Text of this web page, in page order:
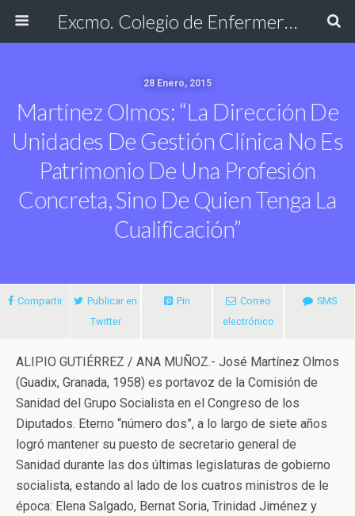
Excmo. Colegio de Enfermería de Cádiz
28 Enero, 2015
Martínez Olmos: “La Dirección De
Unidades De Gestión Clínica No Es
Patrimonio De Una Profesión
Concreta, Sino De Quien Tenga La
Cualificación”
Compartir
Publicar en
Twitter
Pin
Correo
electrónico
SMS
ALIPIO GUTIÉRREZ / ANA MUÑOZ.- José Martínez Olmos
(Guadix, Granada, 1958) es portavoz de la Comisión de
Sanidad del Grupo Socialista en el Congreso de los
Diputados. Eterno “número dos”, a lo largo de siete años
logró mantener su puesto de secretario general de
Sanidad durante las dos últimas legislaturas de gobierno
socialista, estando al lado de los cuatros ministros de le
época: Elena Salgado, Bernat Soria, Trinidad Jiménez y